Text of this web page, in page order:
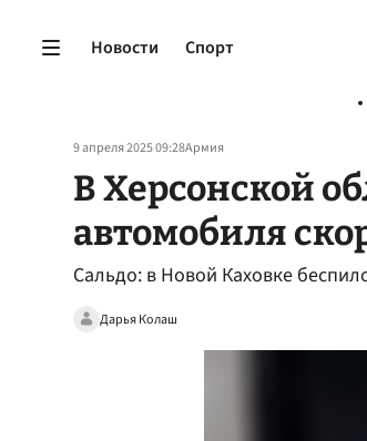
Новости Спорт
9 апреля 2025 09:28Армия
В Херсонской
автомобиля
Сальдо: в Новой Каховке
Дарья Колаш